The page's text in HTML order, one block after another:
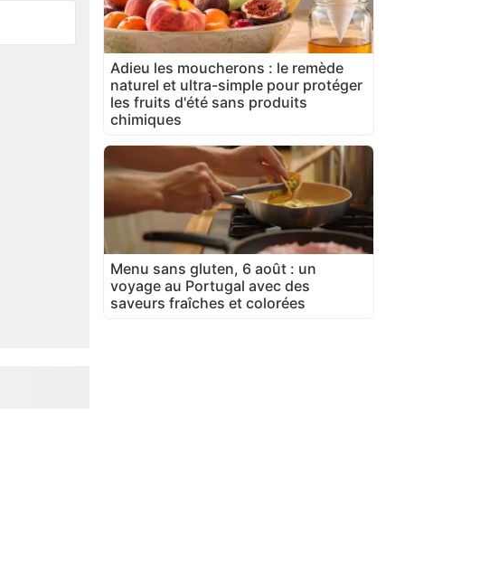
Adieu les moucherons : le remède
naturel et ultra-simple pour protéger
les fruits d'été sans produits
chimiques
Menu sans gluten, 6 août : un
voyage au Portugal avec des
saveurs fraîches et colorées